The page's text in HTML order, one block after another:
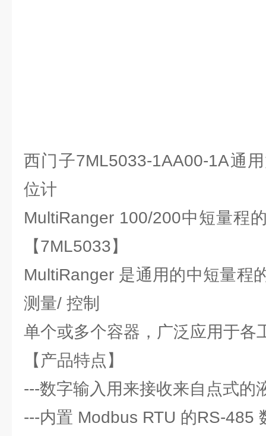
西门子7ML5033-1AA00-1A通
位计
MultiRanger 100/200中短量程
【7ML5033】
MultiRanger 是通用的中短量程
测量/ 控制
单个或多个容器，广泛应用于各
【产品特点】
---数字输入用来接收来自点式的
---内置 Modbus RTU 的RS-485